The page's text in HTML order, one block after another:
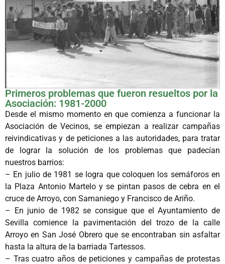
Primeros problemas que fueron resueltos por la
Asociación: 1981-2000
Desde el mismo momento en que comienza a funcionar la
Asociación de Vecinos, se empiezan a realizar campañas
reivindicativas y de peticiones a las autoridades, para tratar
de lograr la solución de los problemas que padecían
nuestros barrios:
– En julio de 1981 se logra que coloquen los semáforos en
la Plaza Antonio Martelo y se pintan pasos de cebra en el
cruce de Arroyo, con Samaniego y Francisco de Ariño.
– En junio de 1982 se consigue que el Ayuntamiento de
Sevilla comience la pavimentación del trozo de la calle
Arroyo en San José Obrero que se encontraban sin asfaltar
hasta la altura de la barriada Tartessos.
– Tras cuatro años de peticiones y campañas de protestas